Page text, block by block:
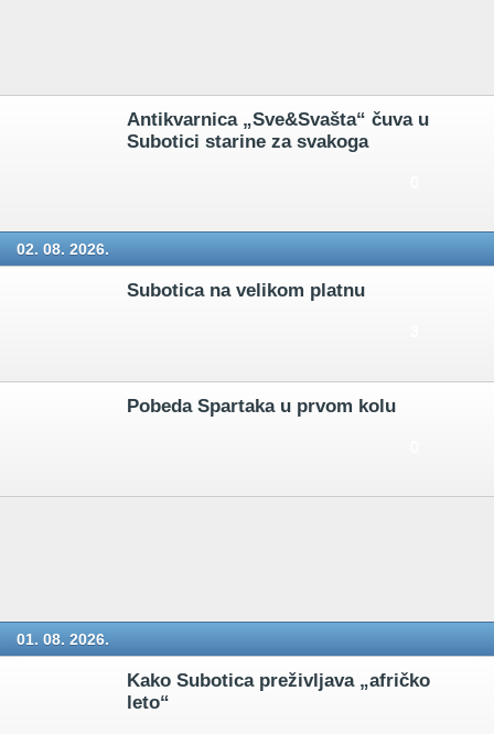
Antikvarnica „Sve&Svašta“ čuva u
Subotici starine za svakoga
02. 08. 2026.
Subotica na velikom platnu
Pobeda Spartaka u prvom kolu
01. 08. 2026.
Kako Subotica preživljava „afričko
leto“